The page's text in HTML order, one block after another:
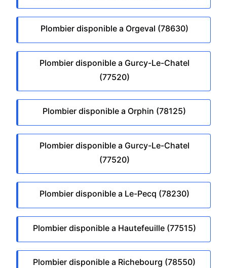
Plombier disponible a Orgeval (78630)
Plombier disponible a Gurcy-Le-Chatel
(77520)
Plombier disponible a Orphin (78125)
Plombier disponible a Gurcy-Le-Chatel
(77520)
Plombier disponible a Le-Pecq (78230)
Plombier disponible a Hautefeuille (77515)
Plombier disponible a Richebourg (78550)